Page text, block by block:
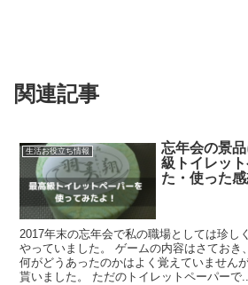
関連記事
生活お役立ち情報
忘年会の景
級トイレッ
た・使った感
2017年末の忘年会で私の職場としては珍し
やっていました。 ゲームの内容はさておき
何がどうあったのかはよく覚えていません
貰いました。 ただのトイレットペーパーで